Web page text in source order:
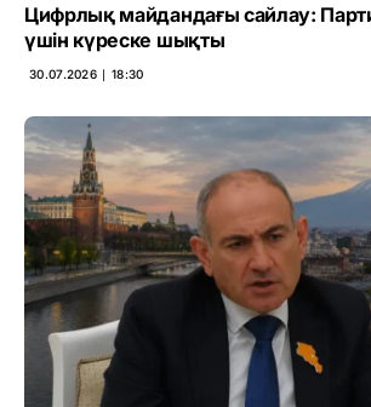
Цифрлық майдандағы сайлау:
үшін күреске шықты
30.07.2026 ∣ 18:30